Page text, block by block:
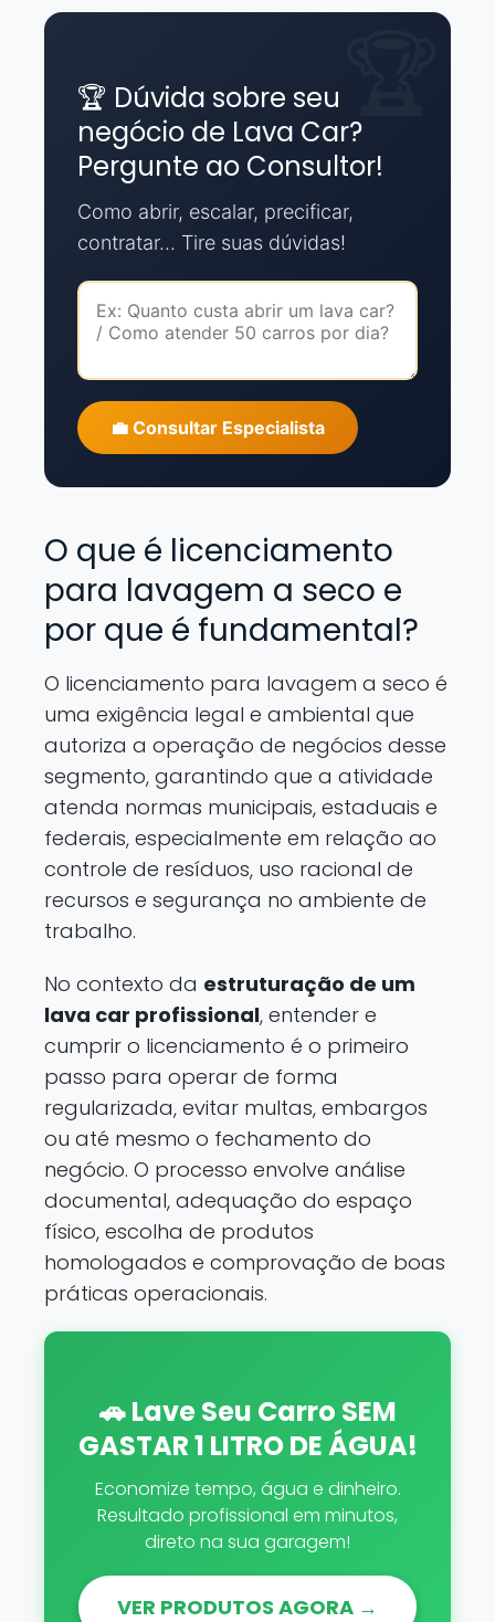
🏆 Dúvida sobre seu
negócio de Lava Car?
Pergunte ao Consultor!
Como abrir, escalar, precificar,
contratar... Tire suas dúvidas!
💼 Consultar Especialista
O que é licenciamento
para lavagem a seco e
por que é fundamental?
O licenciamento para lavagem a seco é
uma exigência legal e ambiental que
autoriza a operação de negócios desse
segmento, garantindo que a atividade
atenda normas municipais, estaduais e
federais, especialmente em relação ao
controle de resíduos, uso racional de
recursos e segurança no ambiente de
trabalho.
No contexto da estruturação de um
lava car profissional, entender e
cumprir o licenciamento é o primeiro
passo para operar de forma
regularizada, evitar multas, embargos
ou até mesmo o fechamento do
negócio. O processo envolve análise
documental, adequação do espaço
físico, escolha de produtos
homologados e comprovação de boas
práticas operacionais.
🚗 Lave Seu Carro SEM
GASTAR 1 LITRO DE ÁGUA!
Economize tempo, água e dinheiro.
Resultado profissional em minutos,
direto na sua garagem!
VER PRODUTOS AGORA →